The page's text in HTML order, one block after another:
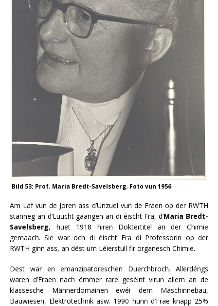
Bild 53: Prof. Maria Bredt-Savelsberg. Foto vun 1956
Am Laf vun de Joren ass d’Unzuel vun de Fraen op der RWTH
stänneg an d’Luucht gaangen an di éischt Fra, d’Maria Bredt-
Savelsberg, huet 1918 hiren Doktertitel an der Chimie
gemaach. Sie war och di éischt Fra di Professorin op der
RWTH ginn ass, an dëst um Léierstull fir organesch Chimie.
Dest war en emanzipatoreschen Duerchbroch. Allerdéngs
waren d’Fraen nach ëmmer rare geséint virun allem an de
klassesche Männerdomainen ewéi dem Maschinnebau,
Bauwiesen, Elektrotechnik asw. 1990 hunn d’Frae knapp 25%